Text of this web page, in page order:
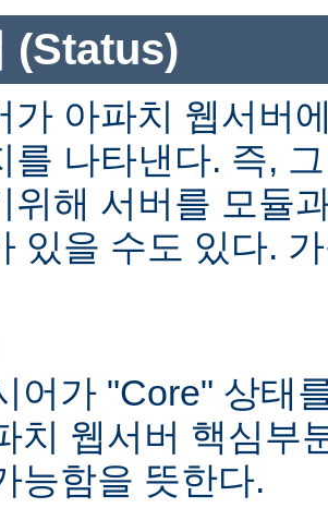
(Status)
가 아파치 웹서버
를 나타낸다. 즉,
위해 서버를 모듈
있을 수도 있다.
어가 "Core" 상태
치 웹서버 핵심부
능함을 뜻한다.